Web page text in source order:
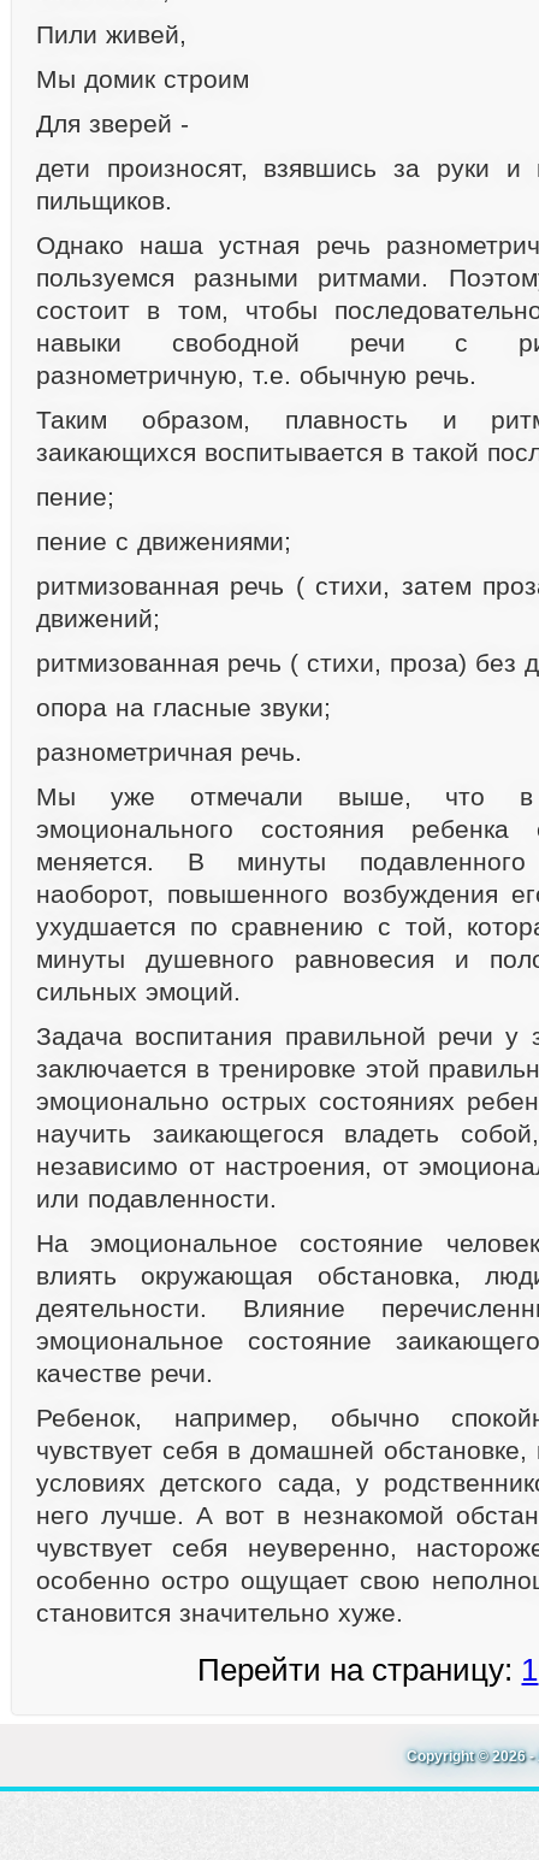
Пили живей,
Мы домик строим
Для зверей -
дети произносят, взявшись за руки и
пильщиков.
Однако наша устная речь
пользуемся разными ритмами.
состоит в том, чтобы
навыки свободной речи с
разнометричную, т.е. обычную речь.
Таким образом, плавность и
заикающихся воспитывается в такой
пение;
пение с движениями;
ритмизованная речь ( стихи, затем
движений;
ритмизованная речь ( стихи, проза) без
опора на гласные звуки;
разнометричная речь.
Мы уже отмечали выше, что в
эмоционального состояния
меняется. В минуты
наоборот, повышенного возбуждения
ухудшается по сравнению с той,
минуты душевного равновесия и
сильных эмоций.
Задача воспитания правильной речи у
заключается в тренировке этой
эмоционально острых состояниях
научить заикающегося владеть
независимо от настроения, от
или подавленности.
На эмоциональное состояние
влиять окружающая обстановка,
деятельности. Влияние
эмоциональное состояние
качестве речи.
Ребенок, например, обычно
чувствует себя в домашней
условиях детского сада, у
него лучше. А вот в незнакомой
чувствует себя неуверенно,
особенно остро ощущает свою
становится значительно хуже.
Перейти на страницу: 1
Copyright © 2026 -